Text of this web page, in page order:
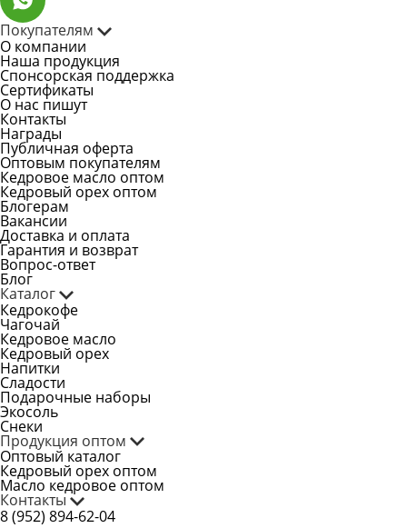
Покупателям
О компании
Наша продукция
Спонсорская поддержка
Сертификаты
О нас пишут
Контакты
Награды
Публичная оферта
Оптовым покупателям
Кедровое масло оптом
Кедровый орех оптом
Блогерам
Вакансии
Доставка и оплата
Гарантия и возврат
Вопрос-ответ
Блог
Каталог
Кедрокофе
Чагочай
Кедровое масло
Кедровый орех
Напитки
Сладости
Подарочные наборы
Экосоль
Снеки
Продукция оптом
Оптовый каталог
Кедровый орех оптом
Масло кедровое оптом
Контакты
8 (952) 894-62-04